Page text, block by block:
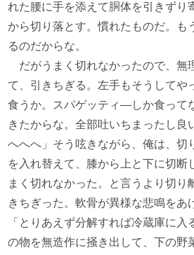
れた腰に手を添えて胴体を引きずり
から切り落とす。慣れたものだ。も
るのだからな。
だがうまく切れなかったので、無
て、引きちぎる。左手もそうしてや
食うか。スパゲッティ―しか食って
きたからな。全部吐いちまったし良
へへへ」そう呟きながら、俺は、切
を入れ替えて、膝から上と下に切断
まく切れなかった。と言うより切り
きちぎった。軟骨が異様な悲鳴をあ
「とりあえず分解すれば冷蔵庫に入
の物を無造作に掻き出して、下の野